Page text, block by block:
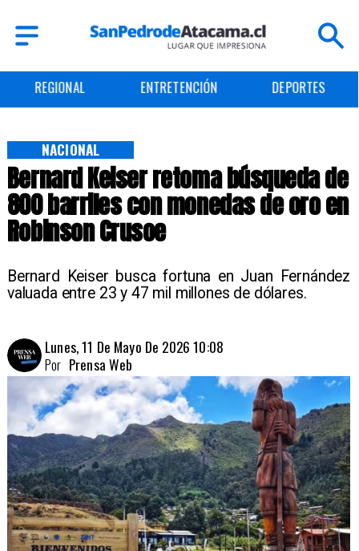
REGIONAL ENTRETENCIÓN DEPORTES
Bernard Keiser retoma búsqueda de
800 barriles con monedas de oro en
Robinson Crusoe
Bernard Keiser busca fortuna en Juan Fernández
valuada entre 23 y 47 mil millones de dólares.
NACIONAL
Lunes, 11 De Mayo De 2026 10:08
Prensa Web
Por